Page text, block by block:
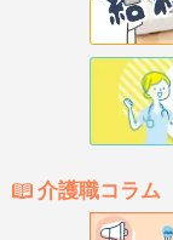
介護職コラム